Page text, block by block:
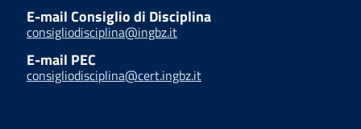
E-mail Consiglio di Disciplina
consigliodisciplina@ingbz.it
E-mail PEC
consigliodisciplina@cert.ingbz.it